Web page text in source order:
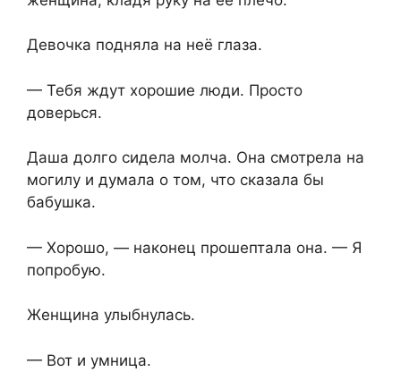
Девочка подняла на неё глаза.
— Тебя ждут хорошие люди. Просто
доверься.
Даша долго сидела молча. Она смотрела на
могилу и думала о том,⁨ что сказала бы
бабушка.
— Хорошо, — наконец прошептала она. — Я
попробую.
Женщина улыбнулась.
— Вот и умница.